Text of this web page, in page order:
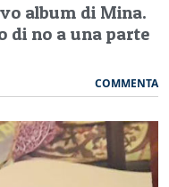
album di Mina.
di no a una parte
COMMENTA